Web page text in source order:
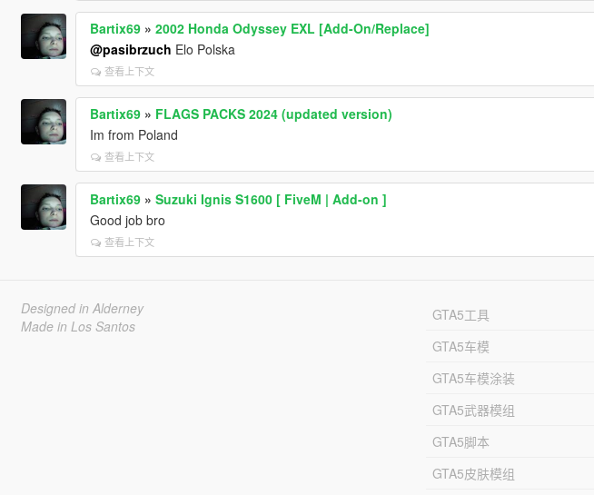
Bartix69» 2002 Honda Odyssey EXL [Add-On/Replace]
@pasibrzuch Elo Polska
查看上下文
Bartix69» FLAGS PACKS 2024 (updated version)
Im from Poland
查看上下文
Bartix69» Suzuki Ignis S1600 [ FiveM | Add-on ]
Good job bro
查看上下文
Designed in Alderney
Made in Los Santos
GTA5工具
GTA5车模
GTA5车模涂装
GTA5武器模组
GTA5脚本
GTA5皮肤模组